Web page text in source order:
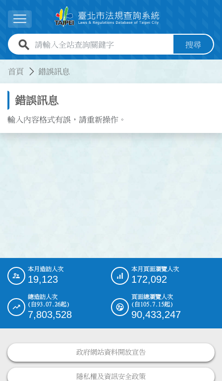
展開選單
全站查詢關鍵字欄位 搜尋
首頁 錯誤訊息
錯誤訊息
輸入內容格式有誤，請重新操作。
::: 本月造訪人次
19,123
本月頁面瀏覽人次
172,092
總造訪人次
(自93.07.26起)
7,803,528
頁面總瀏覽人次
(自105.7.15起)
90,433,247
政府網站資料開放宣告
隱私權及資訊安全政策